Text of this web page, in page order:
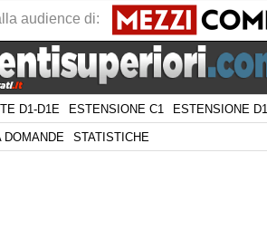
D1-D1E ESTENSIONE C1 ESTENSIONE D1
DOMANDE STATISTICHE
audience di: